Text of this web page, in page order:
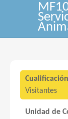
Visitantes
Unidad de